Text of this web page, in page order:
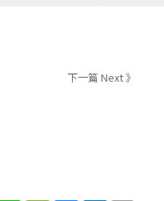
下一篇 Next 》